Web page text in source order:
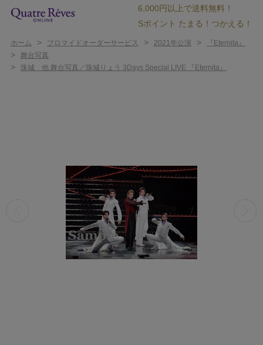
6,000円以上で送料無料！
Sポイント たまる！つかえる！
ホーム > ブロマイドオーダーサービス > 2021年公演 > 『Eternita』
> 舞台写真
> 珠城 他 舞台写真／珠城りょう 3Days Special LIVE 『Eternita』